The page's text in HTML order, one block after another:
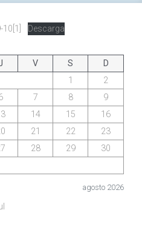
Descarga
agosto 2026
V S
D
1
2
7 8
9
14 15
16
21 22
23
28 29
30